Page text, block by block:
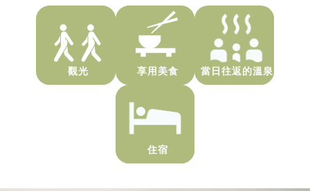
觀光 享用美食 當日往返的溫泉
住宿